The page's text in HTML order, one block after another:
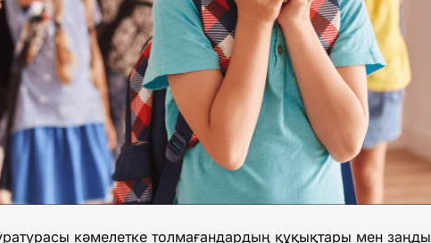
кәмелетке толмағандардың құқықтары мен заңды